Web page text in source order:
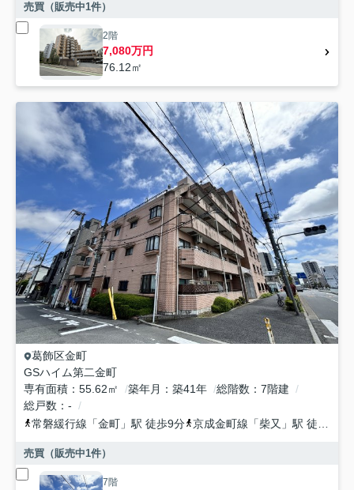
売買（販売中1件）
2階
7,080万円
76.12㎡
葛飾区金町
GSハイム第二金町
専有面積
55.62㎡ 築年月 築41年 総階数
7階建
総戸数
-
常磐緩行線 「金町 」駅 徒歩9分 京成金町線 「柴又 」駅 徒歩19分
売買（販売中1件）
7階